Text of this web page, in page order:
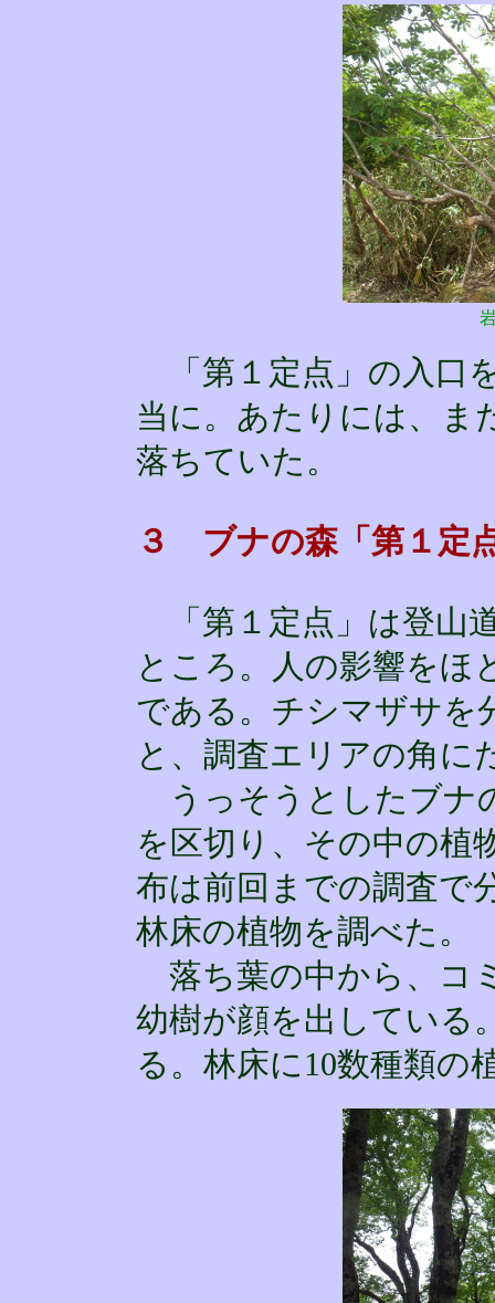
「第１定点」の入口
当に。あたりには、ま
落ちていた。
３ ブナの森「第１定
「第１定点」は登山
ところ。人の影響をほ
である。チシマザサを
と、調査エリアの角に
うっそうとしたブナ
を区切り、その中の植
布は前回までの調査で
林床の植物を調べた。
落ち葉の中から、コ
幼樹が顔を出している
る。林床に10数種類の